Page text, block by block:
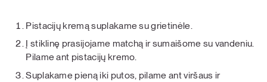
Pistacijų kremą suplakame su grietinėle.
Į stiklinę prasijojame matchą ir sumaišome su vandeniu.
Pilame ant pistacijų kremo.
Suplakame pieną iki putos, pilame ant viršaus ir